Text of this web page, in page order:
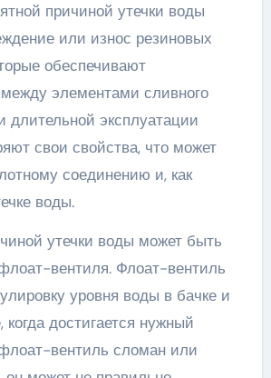
причиной утечки воды
или износ резиновых
обеспечивают
между элементами сливного
длительной эксплуатации
свои свойства, что может
соединению и, как
воды.
утечки воды может быть
вентиля. Флоат-вентиль
уровня воды в бачке и
когда достигается нужный
вентиль сломан или